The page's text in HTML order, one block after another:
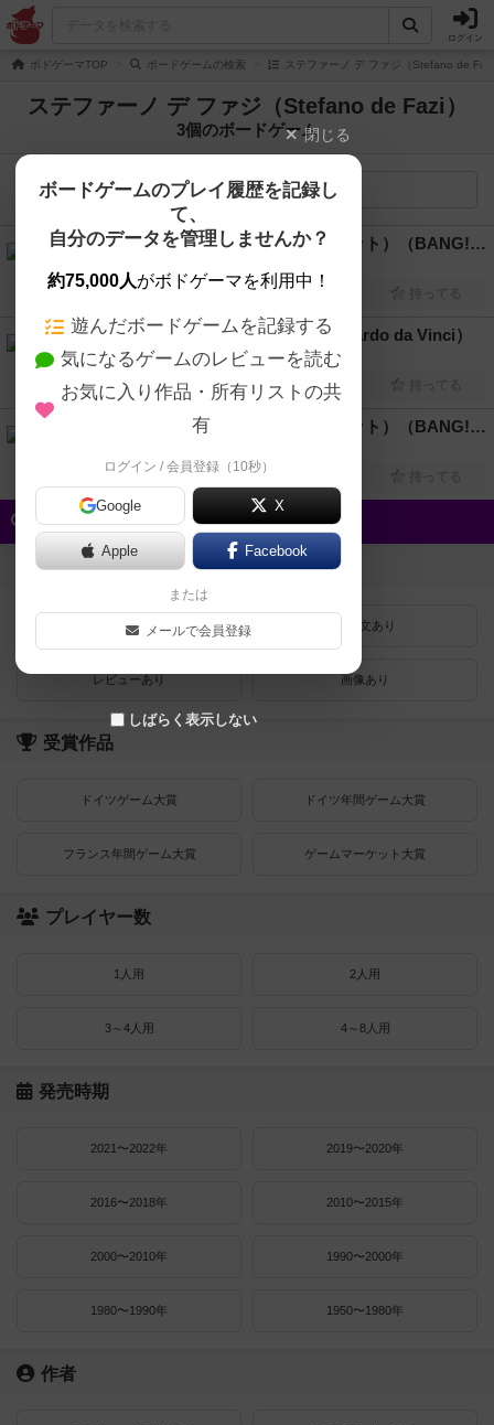
ログイン
ボドゲーマTOP ボードゲームの検索 ステファーノ デ ファジ（Stefano de
ステファーノ デ ファジ（Stefano de Fazi）
3個のボードゲーム
検索メニュー
バン！：ドッジシティー（追加セット）（BANG! Dodge City）
持ってる
レオナルド・ダ・ヴィンチ（Leonardo da Vinci）
2人～5人 90分前後 12歳～ 2006年～
興味あり 経験あり お気に入り 持ってる
バン！：一掴みのカード（追加セット）（BANG! A Fistful of Cards）
経験あり 持ってる
クイック検索
登録状況
最近登録された順 紹介文あり
レビューあり 画像あり
受賞作品
ドイツゲーム大賞 ドイツ年間ゲーム大賞
フランス年間ゲーム大賞 ゲームマーケット大賞
プレイヤー数
1人用 2人用
3～4人用 4～8人用
発売時期
2021〜2022年 2019〜2020年
2016〜2018年 2010〜2015年
2000〜2010年 1990〜2000年
1980〜1990年 1950〜1980年
作者
閉じる
ボードゲームのプレイ履歴を記録し
て、
自分のデータを管理しませんか？
約75,000人がボドゲーマを利用中！
遊んだボードゲームを記録する
気になるゲームのレビューを読む
お気に入り作品・所有リストの共
有
ログイン / 会員登録（10秒）
Google X
Apple Facebook
または
メールで会員登録
しばらく表示しない